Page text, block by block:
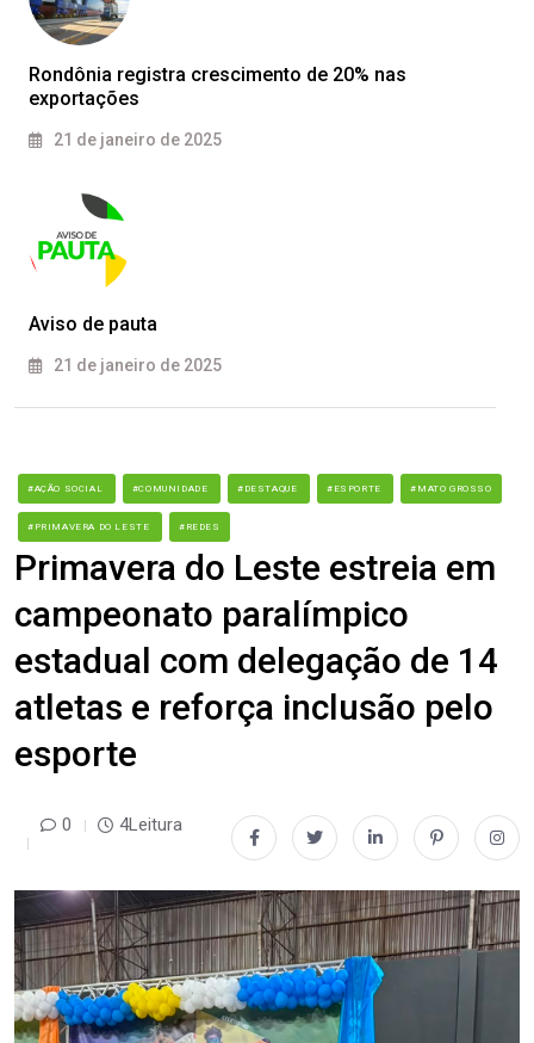
Rondônia registra crescimento de 20% nas
exportações
21 de janeiro de 2025
Aviso de pauta
21 de janeiro de 2025
#AÇÃO SOCIAL #COMUNIDADE #DESTAQUE #ESPORTE #MATO GROSSO
#PRIMAVERA DO LESTE #REDES
Primavera do Leste estreia em
campeonato paralímpico
estadual com delegação de 14
atletas e reforça inclusão pelo
esporte
0 4Leitura